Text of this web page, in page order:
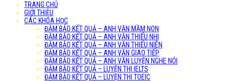
TRANG CHỦ
GIỚI THIỆU
CÁC KHÓA HỌC
ĐẢM BẢO KẾT QUẢ – ANH VĂN MẦM NON
ĐẢM BẢO KẾT QUẢ – ANH VĂN THIẾU NHI
ĐẢM BẢO KẾT QUẢ – ANH VĂN THIẾU NIÊN
ĐẢM BẢO KẾT QUẢ – ANH VĂN GIAO TIẾP
ĐẢM BẢO KẾT QUẢ – ANH VĂN LUYỆN NGHE NÓI
ĐẢM BẢO KẾT QUẢ – LUYỆN THI IELTS
ĐẢM BẢO KẾT QUẢ – LUYỆN THI TOEIC